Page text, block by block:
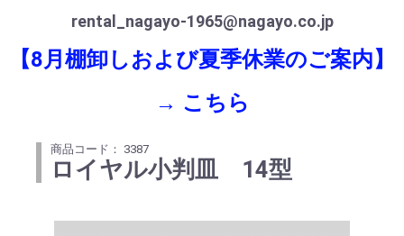
rental_nagayo-1965@nagayo.co.jp
【8月棚卸しおよび夏季休業のご案内】
→ こちら
商品コード： 3387
ロイヤル小判皿 14型